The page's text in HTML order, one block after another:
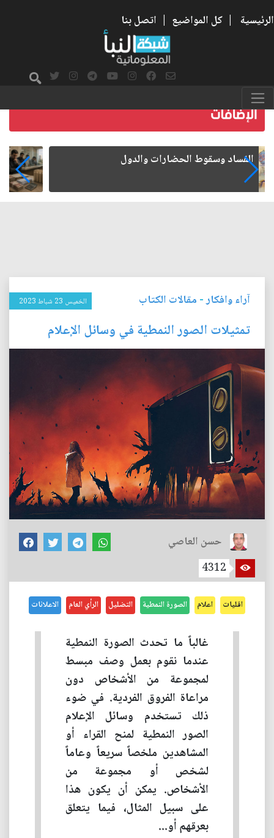
الرئيسية | كل المواضيع | اتصل بنا
رواتب الموظفين على صفيح ساخن
آراء وافكار- مقالات الكتاب الخميس 23 شباط 2023
تمثيلات الصور النمطية في وسائل الإعلام
حسن العاصي
4312
اقليات اعلام الصورة النمطية التضليل الرأي العام الاعلانات
غالباً ما تحدث الصورة النمطية
عندما نقوم بعمل وصف مبسط
لمجموعة من الأشخاص دون
مراعاة الفروق الفردية. في ضوء
ذلك تستخدم وسائل الإعلام
الصور النمطية لمنح القراء أو
المشاهدين ملخصاً سريعاً وعاماً
لشخص أو مجموعة من
الأشخاص. يمكن أن يكون هذا
على سبيل المثال، فيما يتعلق
بعرقهم أو...